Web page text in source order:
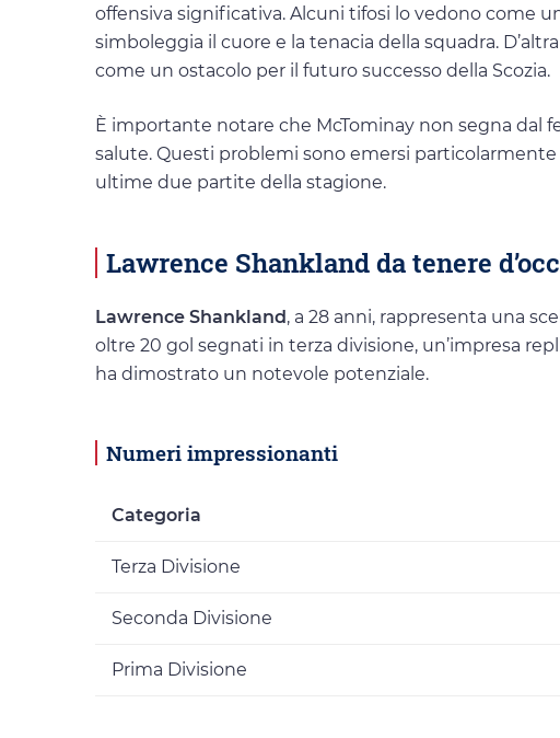
offensiva significativa. Alcuni tifosi lo vedono come
simboleggia il cuore e la tenacia della squadra.
come un ostacolo per il futuro successo della Scozia.
È importante notare che McTominay non segna dal
salute. Questi problemi sono emersi
ultime due partite della stagione.
Lawrence Shankland da tenere
Lawrence Shankland, a 28 anni, rappresenta una
oltre 20 gol segnati in terza divisione, un’impresa
ha dimostrato un notevole potenziale.
Numeri impressionanti
Categoria
Terza Divisione
Seconda Divisione
Prima Divisione